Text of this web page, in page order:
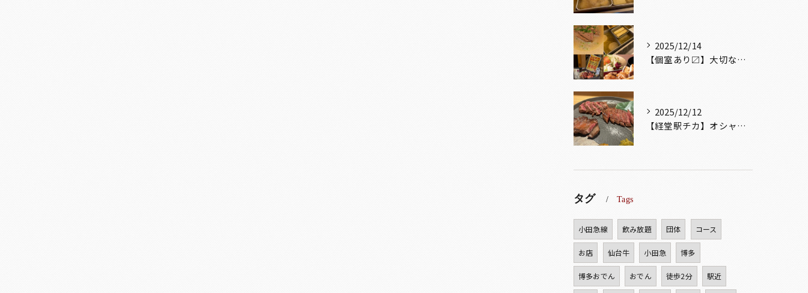
2025/12/14
【個室あり〼】大切な記念日、お祝い事でのご来店ぜひお待ちして...
2025/12/12
【経堂駅チカ】オシャレ居酒屋🏮自慢のお肉が楽しめる🐃お得なコ...
タグ Tags
小田急線 飲み放題 団体 コース
お店 仙台牛 小田急 博多
博多おでん おでん 徒歩2分 駅近